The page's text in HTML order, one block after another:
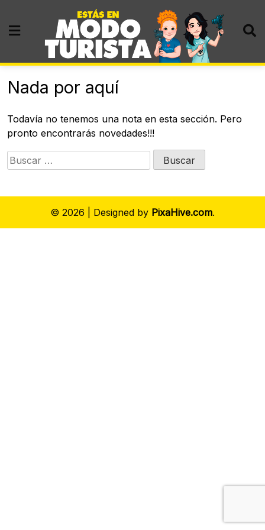
content
Nada por aquí
Todavía no tenemos una nota en esta sección. Pero
pronto encontrarás novedades!!!
Buscar:
© 2026 Designed by PixaHive.com.